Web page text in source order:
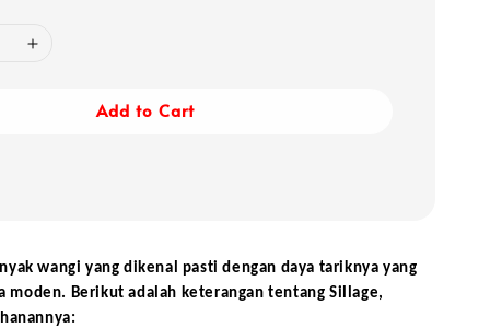
Add to Cart
wangi yang dikenal pasti dengan daya tariknya yang
moden. Berikut adalah keterangan tentang Sillage,